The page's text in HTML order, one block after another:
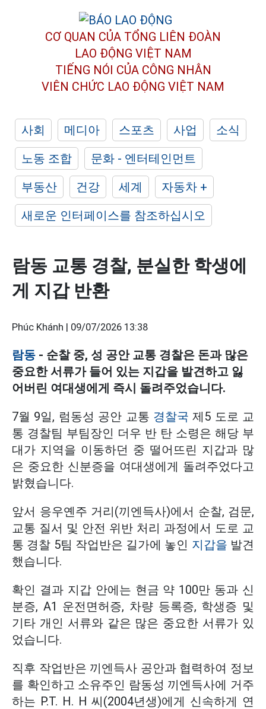
CƠ QUAN CỦA TỔNG LIÊN ĐOÀN
LAO ĐỘNG VIỆT NAM
TIẾNG NÓI CỦA CÔNG NHÂN
VIÊN CHỨC LAO ĐỘNG VIỆT NAM
사회 메디아 스포츠 사업
소식
노동 조합
문화 - 엔터테인먼트
부동산
건강 세계
자동차 +
새로운 인터페이스를 참조하십시오
람동 교통 경찰, 분실한 학생에
게 지갑 반환
Phúc Khánh | 09/07/2026 13:38
람동 - 순찰 중, 성 공안 교통 경찰은 돈과 많은
중요한 서류가 들어 있는 지갑을 발견하고 잃
어버린 여대생에게 즉시 돌려주었습니다.
7월 9일, 럼동성 공안 교통 경찰국 제5 도로 교
통 경찰팀 부팀장인 더우 반 탄 소령은 해당 부
대가 지역을 이동하던 중 떨어뜨린 지갑과 많
은 중요한 신분증을 여대생에게 돌려주었다고
밝혔습니다.
앞서 응우옌주 거리(끼엔득사)에서 순찰, 검문,
교통 질서 및 안전 위반 처리 과정에서 도로 교
통 경찰 5팀 작업반은 길가에 놓인 지갑을 발견
했습니다.
확인 결과 지갑 안에는 현금 약 100만 동과 신
분증, A1 운전면허증, 차량 등록증, 학생증 및
기타 개인 서류와 같은 많은 중요한 서류가 있
었습니다.
직후 작업반은 끼엔득사 공안과 협력하여 정보
를 확인하고 소유주인 람동성 끼엔득사에 거주
하는 P.T. H. H 씨(2004년생)에게 신속하게 연